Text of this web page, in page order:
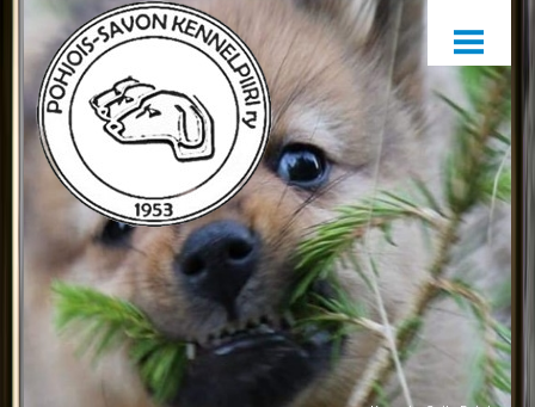
ETUSIVU
HARRASTAMINEN
KENNELPIIRI
SÄÄNNÖT, OHJEET JA LOMAKKEET
KENNELPIIRIN JAOSTOT
YHTEYSTIEDOT
YHTEINEN VUOSIKELLO
PALKINTOTUOMARIT